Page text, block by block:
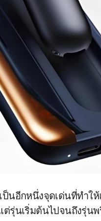
ป็นอีกหนึ่งจุดเด่นที่ทำใ
รุ่นเริ่มต้นไปจนถึงรุ่น